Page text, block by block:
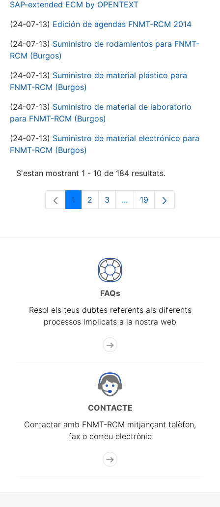
SAP-extended ECM by OPENTEXT
(24-07-13) Edición de agendas FNMT-RCM 2014
(24-07-13) Suministro de rodamientos para FNMT-
RCM (Burgos)
(24-07-13) Suministro de material plástico para
FNMT-RCM (Burgos)
(24-07-13) Suministro de material de laboratorio
para FNMT-RCM (Burgos)
(24-07-13) Suministro de material electrónico para
FNMT-RCM (Burgos)
S'estan mostrant 1 - 10 de 184 resultats.
Pàgina
1 Pàgina
2 Pàgina
3 ...Pàgines intermèdies
Pàgina
19
FAQs
Resol els teus dubtes referents als diferents
processos implicats a la nostra web
CONTACTE
Contactar amb FNMT-RCM mitjançant telèfon,
fax o correu electrònic